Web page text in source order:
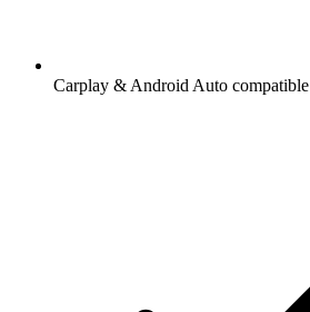
Carplay & Android Auto compatible